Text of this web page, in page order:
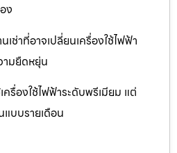
ง
ช่าที่อาจเปลี่ยนเครื่องใช้ไฟฟ้า
ามยืดหยุ่น
รื่องใช้ไฟฟ้าระดับพรีเมียม แต่
แบบรายเดือน